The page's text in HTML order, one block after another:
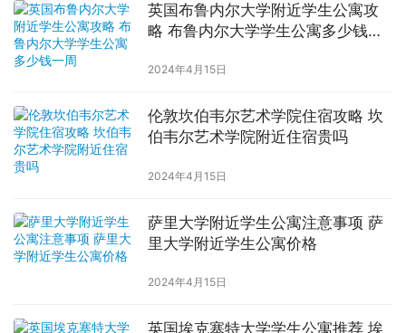
英国布鲁内尔大学附近学生公寓攻
略 布鲁内尔大学学生公寓多少钱一
2024年4月15日
伦敦坎伯韦尔艺术学院住宿攻略 坎
伯韦尔艺术学院附近住宿贵吗
2024年4月15日
萨里大学附近学生公寓注意事项 萨
里大学附近学生公寓价格
2024年4月15日
英国埃克塞特大学学生公寓推荐 埃